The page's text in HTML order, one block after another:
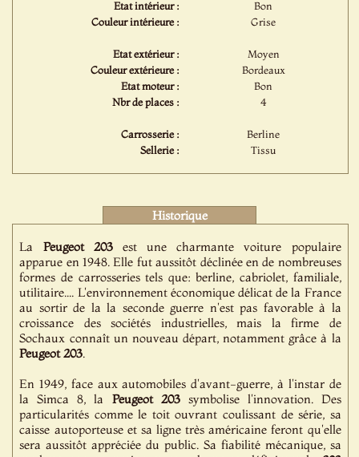
Etat intérieur :
Bon
Couleur intérieure :
Grise
Etat extérieur :
Moyen
Couleur extérieure :
Bordeaux
Etat moteur :
Bon
Nbr de places :
4
Carrosserie :
Berline
Sellerie :
Tissu
Historique
La Peugeot 203est une charmante voiture populaire
apparue en 1948. Elle fut aussitôt déclinée en de nombreuses
formes de carrosseries tels que: berline, cabriolet, familiale,
utilitaire.... L'environnement économique délicat de la France
au sortir de la la seconde guerre n'est pas favorable à la
croissance des sociétés industrielles, mais la firme de
Sochaux connaît un nouveau départ, notamment grâce à la
Peugeot 203.
En 1949, face aux automobiles d'avant-guerre, à l'instar de
la Simca 8, la Peugeot 203symbolise l'innovation. Des
particularités comme le toit ouvrant coulissant de série, sa
caisse autoporteuse et sa ligne très américaine feront qu'elle
sera aussitôt appréciée du public. Sa fiabilité mécanique, sa